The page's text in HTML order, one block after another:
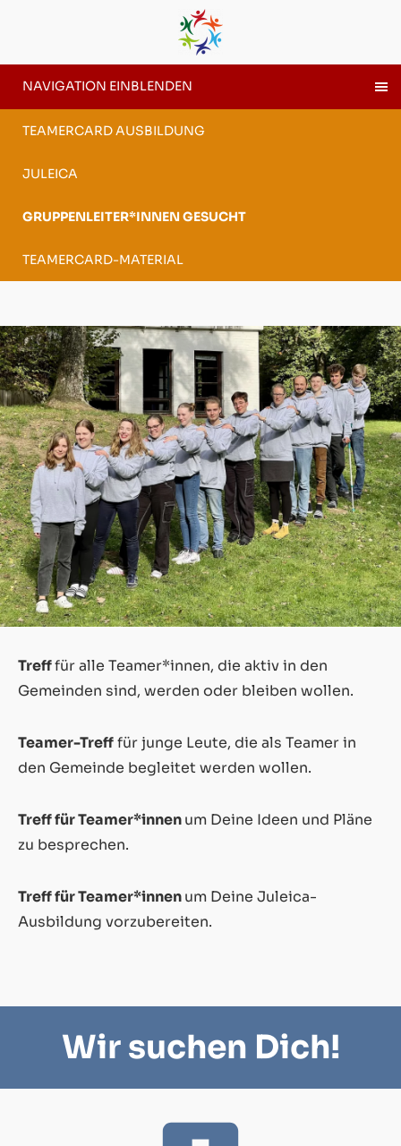
NAVIGATION EINBLENDEN
TEAMERCARD AUSBILDUNG
JULEICA
GRUPPENLEITER*INNEN GESUCHT
TEAMERCARD-MATERIAL
Trefffür alle Teamer*innen, die aktiv in den
Gemeinden sind, werden oder bleiben wollen.
Teamer-Trefffür junge Leute, die als Teamer in
den Gemeinde begleitet werden wollen.
Treff für Teamer*innenum Deine Ideen und Pläne
zu besprechen.
Treff für Teamer*innenum Deine Juleica-
Ausbildung vorzubereiten.
Wir suchen Dich!